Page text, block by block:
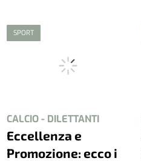
SPORT
CALCIO - DILETTANTI
Eccellenza e
Promozione: ecco i